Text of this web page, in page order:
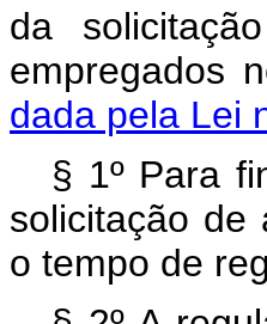
da
empregados
dada pela Lei
§ 1º Para
solicitação de
o tempo de